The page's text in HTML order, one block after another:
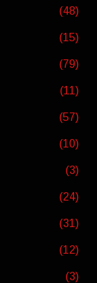
(48)
(15)
(79)
(11)
(57)
(10)
(3)
(24)
(31)
(12)
(3)